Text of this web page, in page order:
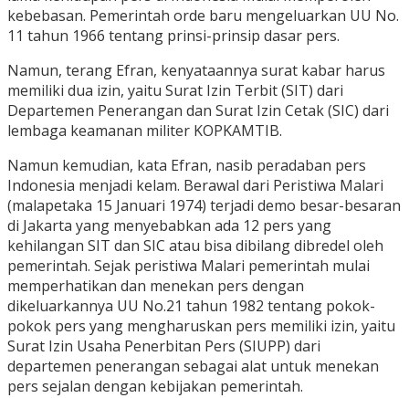
kebebasan. Pemerintah orde baru mengeluarkan UU No.
11 tahun 1966 tentang prinsi-prinsip dasar pers.
Namun, terang Efran, kenyataannya surat kabar harus
memiliki dua izin, yaitu Surat Izin Terbit (SIT) dari
Departemen Penerangan dan Surat Izin Cetak (SIC) dari
lembaga keamanan militer KOPKAMTIB.
Namun kemudian, kata Efran, nasib peradaban pers
Indonesia menjadi kelam. Berawal dari Peristiwa Malari
(malapetaka 15 Januari 1974) terjadi demo besar-besaran
di Jakarta yang menyebabkan ada 12 pers yang
kehilangan SIT dan SIC atau bisa dibilang dibredel oleh
pemerintah. Sejak peristiwa Malari pemerintah mulai
memperhatikan dan menekan pers dengan
dikeluarkannya UU No.21 tahun 1982 tentang pokok-
pokok pers yang mengharuskan pers memiliki izin, yaitu
Surat Izin Usaha Penerbitan Pers (SIUPP) dari
departemen penerangan sebagai alat untuk menekan
pers sejalan dengan kebijakan pemerintah.